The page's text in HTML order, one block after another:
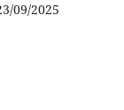
09/2025